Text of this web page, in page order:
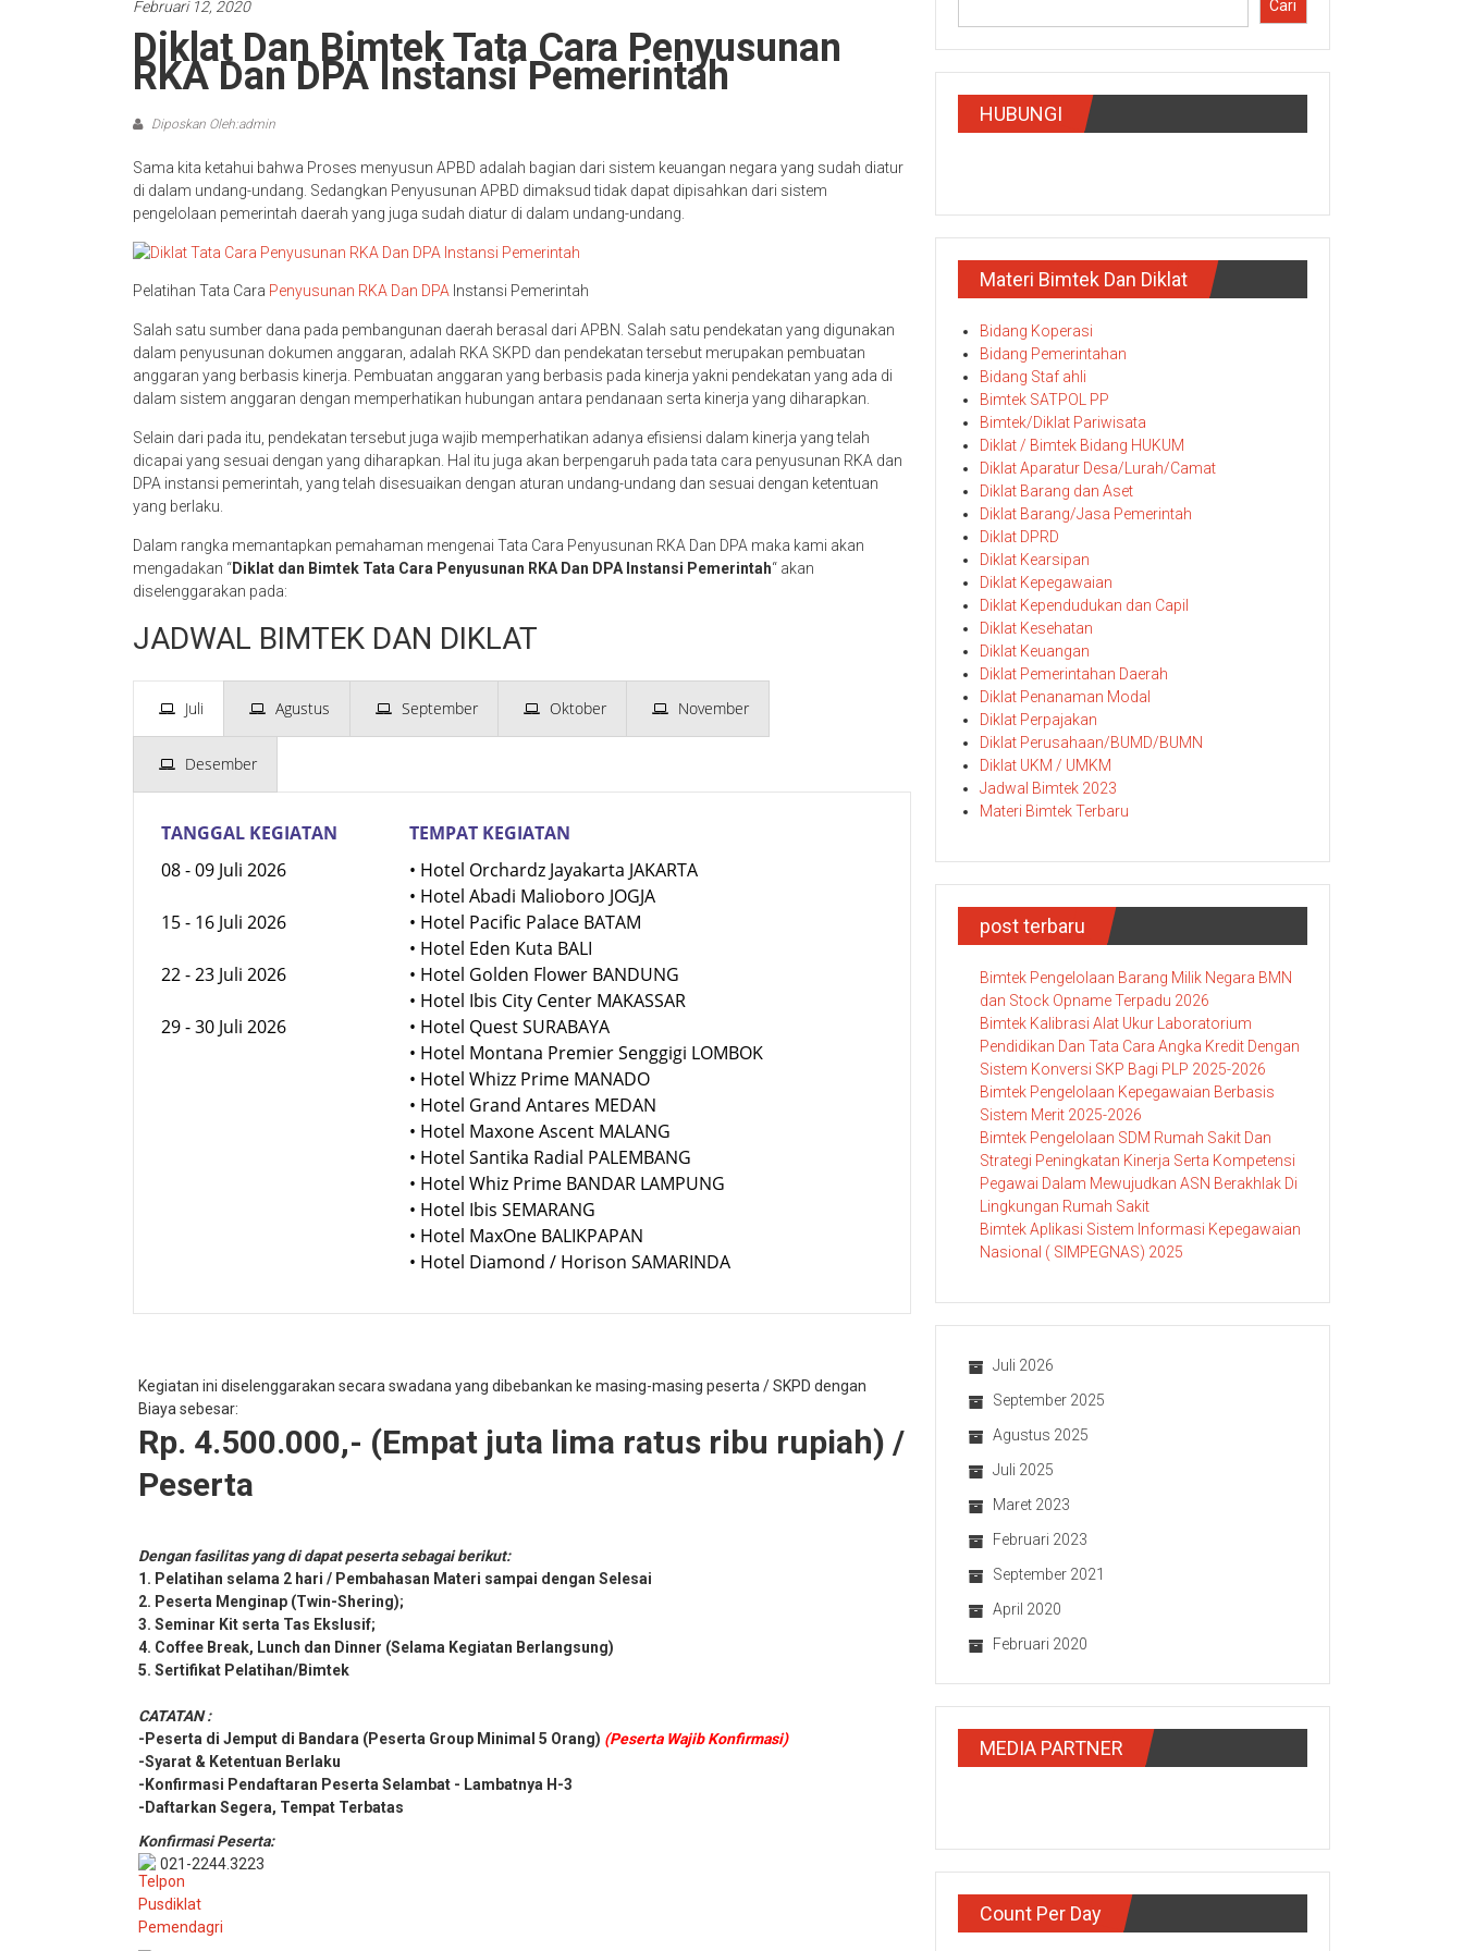
Februari 12, 2020
Diklat Dan Bimtek Tata Cara Penyusunan
RKA Dan DPA Instansi Pemerintah
Diposkan Oleh:admin
Sama kita ketahui bahwa Proses menyusun APBD adalah bagian dari sistem keuangan negara yang sudah diatur
di dalam undang-undang. Sedangkan Penyusunan APBD dimaksud tidak dapat dipisahkan dari sistem
pengelolaan pemerintah daerah yang juga sudah diatur di dalam undang-undang.
Pelatihan Tata Cara Penyusunan RKA Dan DPA Instansi Pemerintah
Salah satu sumber dana pada pembangunan daerah berasal dari APBN. Salah satu pendekatan yang digunakan
dalam penyusunan dokumen anggaran, adalah RKA SKPD dan pendekatan tersebut merupakan pembuatan
anggaran yang berbasis kinerja. Pembuatan anggaran yang berbasis pada kinerja yakni pendekatan yang ada di
dalam sistem anggaran dengan memperhatikan hubungan antara pendanaan serta kinerja yang diharapkan.
Selain dari pada itu, pendekatan tersebut juga wajib memperhatikan adanya efisiensi dalam kinerja yang telah
dicapai yang sesuai dengan yang diharapkan. Hal itu juga akan berpengaruh pada tata cara penyusunan RKA dan
DPA instansi pemerintah, yang telah disesuaikan dengan aturan undang-undang dan sesuai dengan ketentuan
yang berlaku.
Dalam rangka memantapkan pemahaman mengenai Tata Cara Penyusunan RKA Dan DPA maka kami akan
mengadakan “Diklat dan Bimtek Tata Cara Penyusunan RKA Dan DPA Instansi Pemerintah“ akan
diselenggarakan pada:
JADWAL BIMTEK DAN DIKLAT
Juli Agustus September Oktober November
Desember
TANGGAL KEGIATAN
TEMPAT KEGIATAN
08 - 09 Juli 2026
15 - 16 Juli 2026
22 - 23 Juli 2026
29 - 30 Juli 2026
• Hotel Orchardz Jayakarta JAKARTA
• Hotel Abadi Malioboro JOGJA
• Hotel Pacific Palace BATAM
• Hotel Eden Kuta BALI
• Hotel Golden Flower BANDUNG
• Hotel Ibis City Center MAKASSAR
• Hotel Quest SURABAYA
• Hotel Montana Premier Senggigi LOMBOK
• Hotel Whizz Prime MANADO
• Hotel Grand Antares MEDAN
• Hotel Maxone Ascent MALANG
• Hotel Santika Radial PALEMBANG
• Hotel Whiz Prime BANDAR LAMPUNG
• Hotel Ibis SEMARANG
• Hotel MaxOne BALIKPAPAN
• Hotel Diamond / Horison SAMARINDA
Kegiatan ini diselenggarakan secara swadana yang dibebankan ke masing-masing peserta / SKPD dengan
Biaya sebesar:
Rp. 4.500.000,- (Empat juta lima ratus ribu rupiah) /
Peserta
Dengan fasilitas yang di dapat peserta sebagai berikut:
1. Pelatihan selama 2 hari / Pembahasan Materi sampai dengan Selesai
2. Peserta Menginap (Twin-Shering);
3. Seminar Kit serta Tas Ekslusif;
4. Coffee Break, Lunch dan Dinner (Selama Kegiatan Berlangsung)
5. Sertifikat Pelatihan/Bimtek
CATATAN :
-Peserta di Jemput di Bandara (Peserta Group Minimal 5 Orang) (Peserta Wajib Konfirmasi)
-Syarat & Ketentuan Berlaku
-Konfirmasi Pendaftaran Peserta Selambat - Lambatnya H-3
-Daftarkan Segera, Tempat Terbatas
Konfirmasi Peserta:
021-2244.3223
Cari
HUBUNGI
Materi Bimtek Dan Diklat
Bidang Koperasi
Bidang Pemerintahan
Bidang Staf ahli
Bimtek SATPOL PP
Bimtek/Diklat Pariwisata
Diklat / Bimtek Bidang HUKUM
Diklat Aparatur Desa/Lurah/Camat
Diklat Barang dan Aset
Diklat Barang/Jasa Pemerintah
Diklat DPRD
Diklat Kearsipan
Diklat Kepegawaian
Diklat Kependudukan dan Capil
Diklat Kesehatan
Diklat Keuangan
Diklat Pemerintahan Daerah
Diklat Penanaman Modal
Diklat Perpajakan
Diklat Perusahaan/BUMD/BUMN
Diklat UKM / UMKM
Jadwal Bimtek 2023
Materi Bimtek Terbaru
post terbaru
Bimtek Pengelolaan Barang Milik Negara BMN
dan Stock Opname Terpadu 2026
Bimtek Kalibrasi Alat Ukur Laboratorium
Pendidikan Dan Tata Cara Angka Kredit Dengan
Sistem Konversi SKP Bagi PLP 2025-2026
Bimtek Pengelolaan Kepegawaian Berbasis
Sistem Merit 2025-2026
Bimtek Pengelolaan SDM Rumah Sakit Dan
Strategi Peningkatan Kinerja Serta Kompetensi
Pegawai Dalam Mewujudkan ASN Berakhlak Di
Lingkungan Rumah Sakit
Bimtek Aplikasi Sistem Informasi Kepegawaian
Nasional ( SIMPEGNAS) 2025
Juli 2026
September 2025
Agustus 2025
Juli 2025
Maret 2023
Februari 2023
September 2021
April 2020
Februari 2020
MEDIA PARTNER
Count Per Day